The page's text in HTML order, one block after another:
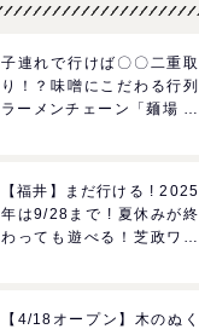
子連れで行けば〇〇二重取
り！？味噌にこだわる行列
ラーメンチェーン「麺場 田
【福井】まだ行ける ! 2025
年は9/28まで ! 夏休みが終
わっても遊べる！芝政ワー
【4/18オープン】木のぬく